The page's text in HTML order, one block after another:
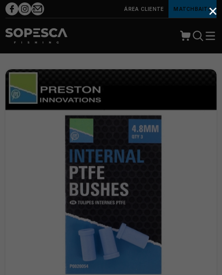
ÁREA CLIENTE MATCHBAITS×